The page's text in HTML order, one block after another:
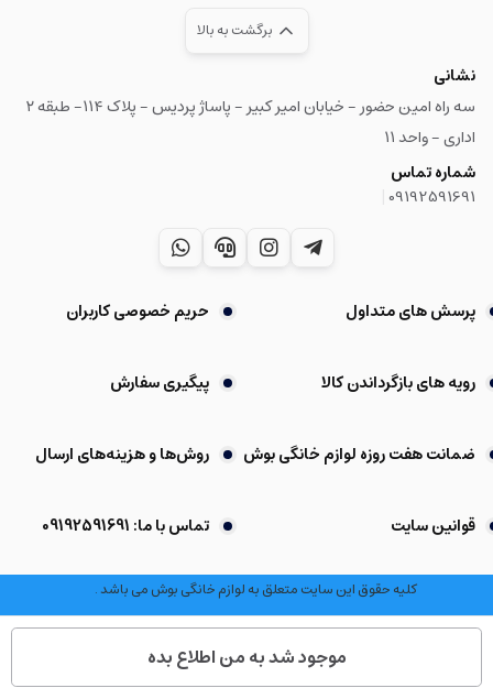
موجود شد به من اطلاع بده
برگشت به بالا
نشانی
سه راه امین حضور - خیابان امیر کبیر - پاساژ پردیس - پلاک ۱۱۴- طبقه ۲
اداری - واحد ۱۱
شماره تماس
09192591691
پرسش های متداول حریم خصوصی کاربران
رویه های بازگرداندن کالا پیگیری سفارش
ضمانت هفت روزه لوازم خانگی بوش روش‌ها و هزینه‌های ارسال
قوانین سایت تماس با ما: 09192591691
کلیه حقوق این سایت متعلق به لوازم خانگی بوش می باشد .